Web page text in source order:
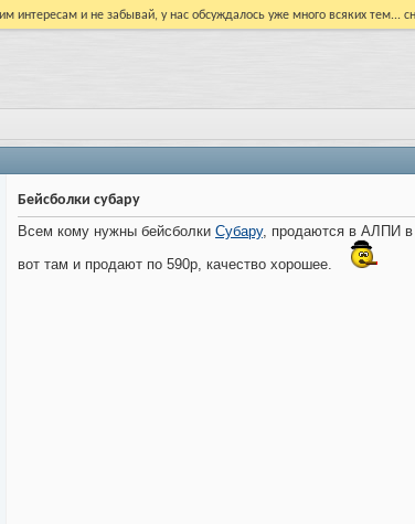
интересам и не забывай, у нас обсуждалось уже много всяких тем...
Бейсболки субару
Всем кому нужны бейсболки Субару, продаются в АЛПИ в
вот там и продают по 590р, качество хорошее.